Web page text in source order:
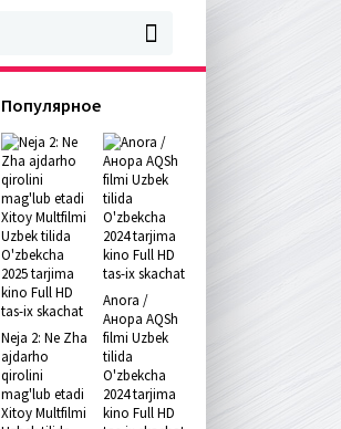
Популярное
Neja 2: Ne Zha
ajdarho
qirolini
mag'lub etadi
Xitoy Multfilmi
Anora /
Анора AQSh
filmi Uzbek
tilida
O'zbekcha
2024 tarjima
kino Full HD